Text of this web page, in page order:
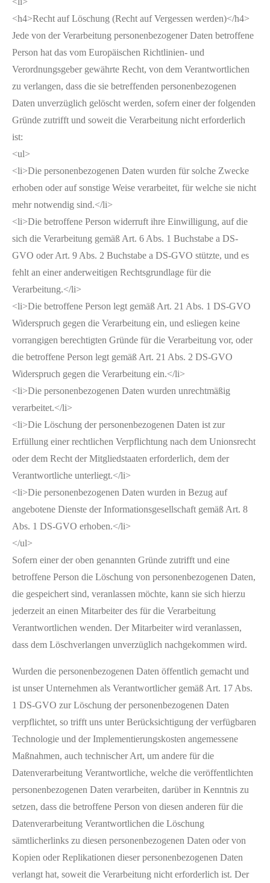
<h4>Recht auf Löschung (Recht auf Vergessen werden)</h4>
Jede von der Verarbeitung personenbezogener Daten betroffene
Person hat das vom Europäischen Richtlinien- und
Verordnungsgeber gewährte Recht, von dem Verantwortlichen
zu verlangen, dass die sie betreffenden personenbezogenen
Daten unverzüglich gelöscht werden, sofern einer der folgenden
Gründe zutrifft und soweit die Verarbeitung nicht erforderlich
ist:
<ul>
<li>Die personenbezogenen Daten wurden für solche Zwecke
erhoben oder auf sonstige Weise verarbeitet, für welche sie nicht
mehr notwendig sind.</li>
<li>Die betroffene Person widerruft ihre Einwilligung, auf die
sich die Verarbeitung gemäß Art. 6 Abs. 1 Buchstabe a DS-
GVO oder Art. 9 Abs. 2 Buchstabe a DS-GVO stützte, und es
fehlt an einer anderweitigen Rechtsgrundlage für die
Verarbeitung.</li>
<li>Die betroffene Person legt gemäß Art. 21 Abs. 1 DS-GVO
Widerspruch gegen die Verarbeitung ein, und esliegen keine
vorrangigen berechtigten Gründe für die Verarbeitung vor, oder
die betroffene Person legt gemäß Art. 21 Abs. 2 DS-GVO
Widerspruch gegen die Verarbeitung ein.</li>
<li>Die personenbezogenen Daten wurden unrechtmäßig
verarbeitet.</li>
<li>Die Löschung der personenbezogenen Daten ist zur
Erfüllung einer rechtlichen Verpflichtung nach dem Unionsrecht
oder dem Recht der Mitgliedstaaten erforderlich, dem der
Verantwortliche unterliegt.</li>
<li>Die personenbezogenen Daten wurden in Bezug auf
angebotene Dienste der Informationsgesellschaft gemäß Art. 8
Abs. 1 DS-GVO erhoben.</li>
</ul>
Sofern einer der oben genannten Gründe zutrifft und eine
betroffene Person die Löschung von personenbezogenen Daten,
die gespeichert sind, veranlassen möchte, kann sie sich hierzu
jederzeit an einen Mitarbeiter des für die Verarbeitung
Verantwortlichen wenden. Der Mitarbeiter wird veranlassen,
dass dem Löschverlangen unverzüglich nachgekommen wird.
Wurden die personenbezogenen Daten öffentlich gemacht und
ist unser Unternehmen als Verantwortlicher gemäß Art. 17 Abs.
1 DS-GVO zur Löschung der personenbezogenen Daten
verpflichtet, so trifft uns unter Berücksichtigung der verfügbaren
Technologie und der Implementierungskosten angemessene
Maßnahmen, auch technischer Art, um andere für die
Datenverarbeitung Verantwortliche, welche die veröffentlichten
personenbezogenen Daten verarbeiten, darüber in Kenntnis zu
setzen, dass die betroffene Person von diesen anderen für die
Datenverarbeitung Verantwortlichen die Löschung
sämtlicherlinks zu diesen personenbezogenen Daten oder von
Kopien oder Replikationen dieser personenbezogenen Daten
verlangt hat, soweit die Verarbeitung nicht erforderlich ist. Der